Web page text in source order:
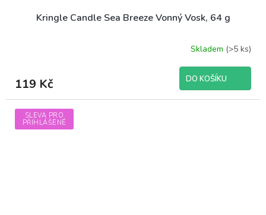
Kringle Candle Sea Breeze Vonný Vosk, 64 g
Skladem (>5 ks)
119 Kč DO KOŠÍKU
SLEVA PRO
PŘIHLÁŠENÉ